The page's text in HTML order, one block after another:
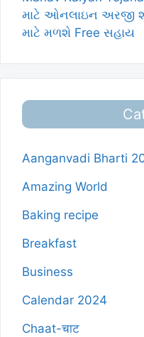
માટે ઓનલાઇન અરજી
માટે મળશે Free સહાય
Aanganvadi Bharti
Amazing World
Baking recipe
Breakfast
Business
Calendar 2024
Chaat-चाट